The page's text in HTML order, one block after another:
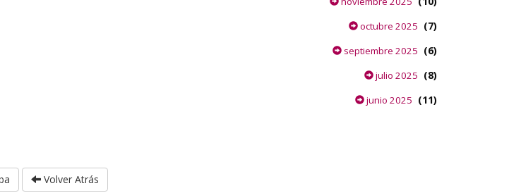
octubre 2025 (7)
septiembre 2025 (6)
julio 2025 (8)
junio 2025 (11)
Volver Atrás